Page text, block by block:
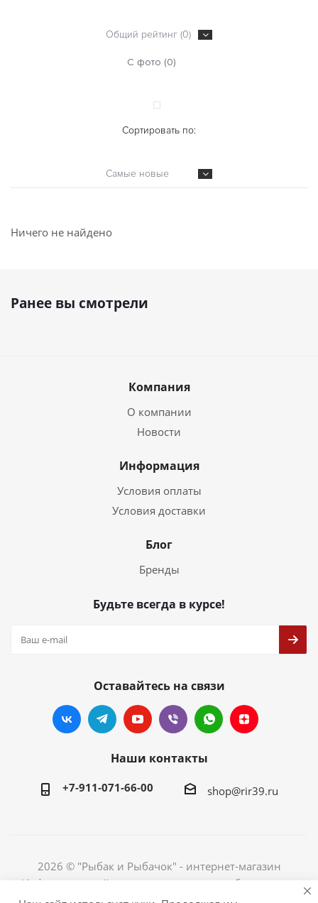
Общий рейтинг (0)
С фото (0)
Сортировать по:
Самые новые
Ничего не найдено
Ранее вы смотрели
Компания
О компании
Новости
Информация
Условия оплаты
Условия доставки
Блог
Бренды
Будьте всегда в курсе!
Оставайтесь на связи
Наши контакты
+7-911-071-66-00 shop@rir39.ru
2026 © "Рыбак и Рыбачок" - интернет-магазин
Информация сайта защищена законом об авторских
правах. Индивидуальный предприниматель Рогов